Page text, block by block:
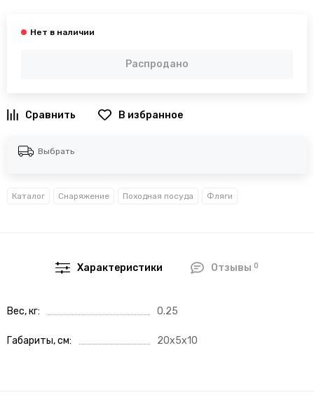
Распродано
В избранное
Выбрать
Каталог Снаряжение Походная посуда Фляги
Характеристики Отзывы 0
Вес, кг 0.25
Габариты, см 20x5x10